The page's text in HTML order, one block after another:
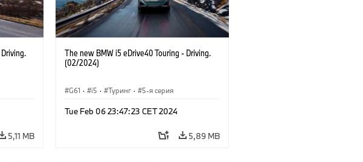
5,11 MB
The new BMW i5 eDrive40 Touring - Driving.
(02/2024)
G61 · i5 · Туринг · 5-я серия
Tue Feb 06 23:47:23 CET 2024
5,89 MB